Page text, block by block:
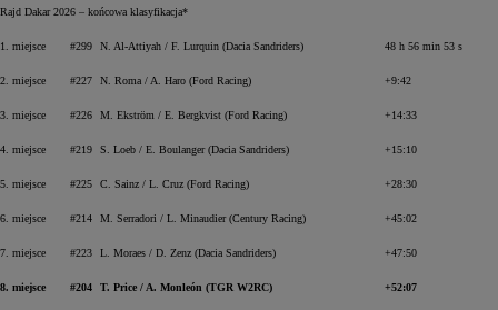
Rajd Dakar 2026 – końcowa klasyfikacja*
1. miejsce #299 N. Al-Attiyah / F. Lurquin (Dacia Sandriders) 48 h 56 min 53 s
2. miejsce #227 N. Roma / A. Haro (Ford Racing) +9:42
3. miejsce #226 M. Ekström / E. Bergkvist (Ford Racing) +14:33
4. miejsce #219 S. Loeb / E. Boulanger (Dacia Sandriders) +15:10
5. miejsce #225 C. Sainz / L. Cruz (Ford Racing) +28:30
6. miejsce #214 M. Serradori / L. Minaudier (Century Racing) +45:02
7. miejsce #223 L. Moraes / D. Zenz (Dacia Sandriders) +47:50
8. miejsce #204 T. Price / A. Monleón (TGR W2RC) +52:07